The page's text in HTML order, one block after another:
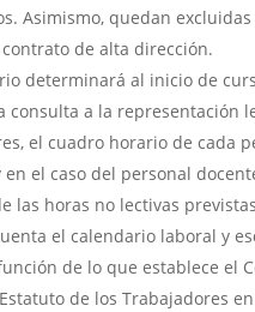
Asimismo, quedan excluidas
de alta dirección.
determinará al inicio de
consulta a la representación
el cuadro horario de cada
el caso del personal
las horas no lectivas
el calendario laboral y
de lo que establece el
de los Trabajadores